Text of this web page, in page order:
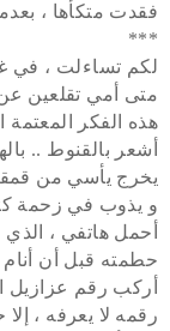
فقدت متكأها ،
***
لكم تساءلت ، في
متى أمي تقلعين
هذه الفكر المعتمة
أشعر بالقنوط ..
يخرج يأسي من
و يذوب في زحمة
أحمل هاتفي ، الذي
حطمته قبل أن أنام
أركب رقم عزازيل
رقمه لا يعرفه ،